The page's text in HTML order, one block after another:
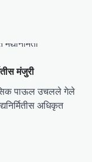
मंजुरी
पाऊल उचलले गेले
अधिकृत